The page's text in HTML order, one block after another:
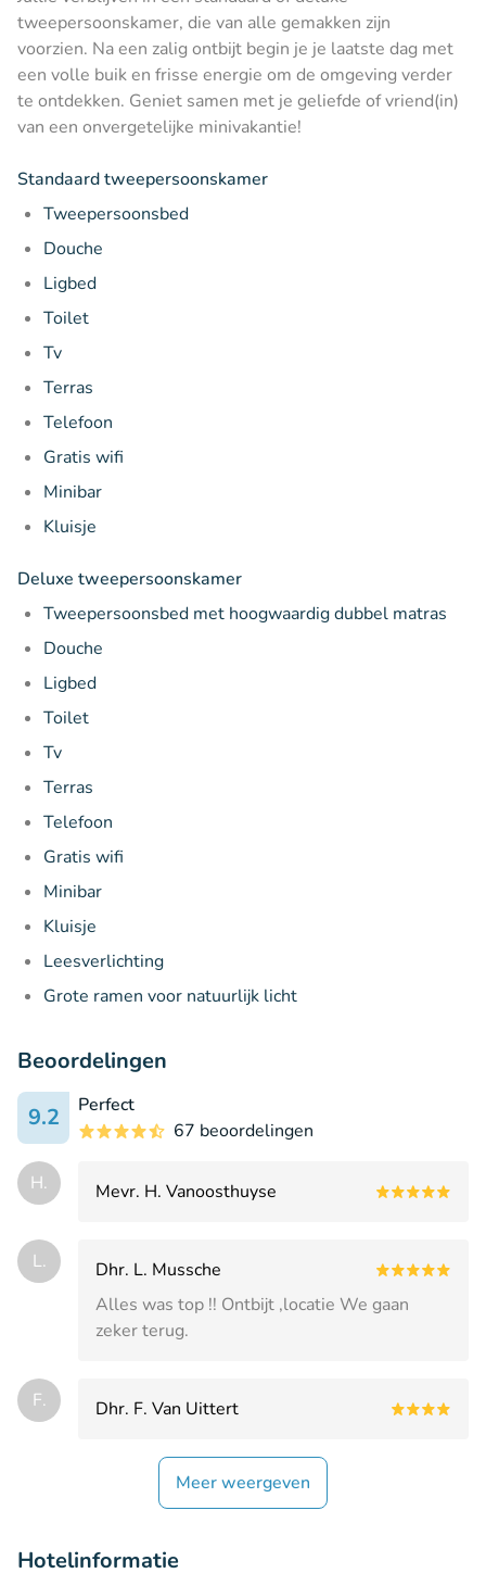
tweepersoonskamer, die van alle gemakken zijn
voorzien. Na een zalig ontbijt begin je je laatste dag met
een volle buik en frisse energie om de omgeving verder
te ontdekken. Geniet samen met je geliefde of vriend(in)
van een onvergetelijke minivakantie!
Standaard tweepersoonskamer
Tweepersoonsbed
Douche
Ligbed
Toilet
Tv
Terras
Telefoon
Gratis wifi
Minibar
Kluisje
Deluxe tweepersoonskamer
Tweepersoonsbed met hoogwaardig dubbel matras
Douche
Ligbed
Toilet
Tv
Terras
Telefoon
Gratis wifi
Minibar
Kluisje
Leesverlichting
Grote ramen voor natuurlijk licht
Beoordelingen
9.2
Perfect
67 beoordelingen
H. Mevr. H. Vanoosthuyse
L.
Dhr. L. Mussche
Alles was top !! Ontbijt ,locatie We gaan
zeker terug.
F. Dhr. F. Van Uittert
Meer weergeven
Hotelinformatie